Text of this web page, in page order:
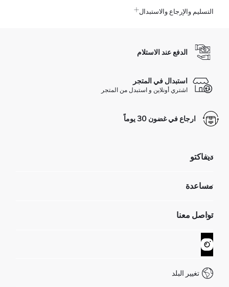
التسليم والإرجاع والاستبدال
الدفع عند الاستلام
استبدال في المتجر
اشتري أونلاين و استبدل من المتجر
ارجاع في غضون 30 يوماً
ديفاكتو
تعرف علينا
GIFT CLUB
مساعدة
عمليات الارجاع و الاستبدال السهلة
تتبع الشحنة
كيف يمكنك التسوق في ديفاكتو ؟
تواصل معنا
نموذج الاتصال
خدمة العملاء
تغيير البلد